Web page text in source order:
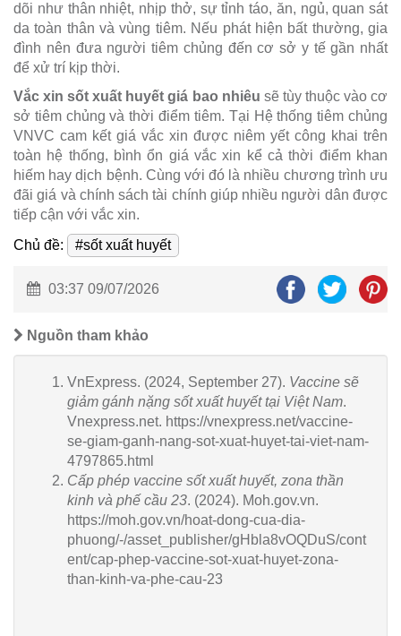
dõi như thân nhiệt, nhịp thở, sự tỉnh táo, ăn, ngủ, quan sát
da toàn thân và vùng tiêm. Nếu phát hiện bất thường, gia
đình nên đưa người tiêm chủng đến cơ sở y tế gần nhất
để xử trí kịp thời.
Vắc xin sốt xuất huyết giá bao nhiêu sẽ tùy thuộc vào cơ
sở tiêm chủng và thời điểm tiêm. Tại Hệ thống tiêm chủng
VNVC cam kết giá vắc xin được niêm yết công khai trên
toàn hệ thống, bình ổn giá vắc xin kể cả thời điểm khan
hiếm hay dịch bệnh. Cùng với đó là nhiều chương trình ưu
đãi giá và chính sách tài chính giúp nhiều người dân được
tiếp cận với vắc xin.
Chủ đề:
#sốt xuất huyết
03:37 09/07/2026
Nguồn tham khảo
VnExpress. (2024, September 27). Vaccine sẽ
giảm gánh nặng sốt xuất huyết tại Việt Nam.
Vnexpress.net. https://vnexpress.net/vaccine-
se-giam-ganh-nang-sot-xuat-huyet-tai-viet-nam-
4797865.html
Cấp phép vaccine sốt xuất huyết, zona thần
kinh và phế cầu 23. (2024). Moh.gov.vn.
https://moh.gov.vn/hoat-dong-cua-dia-
phuong/-/asset_publisher/gHbla8vOQDuS/cont
ent/cap-phep-vaccine-sot-xuat-huyet-zona-
than-kinh-va-phe-cau-23